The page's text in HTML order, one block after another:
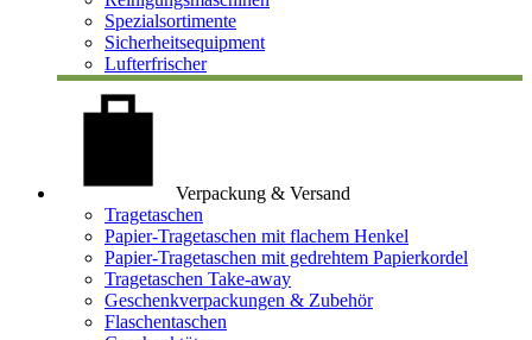
Spezialsortimente
Sicherheitsequipment
Lufterfrischer
Verpackung & Versand
Tragetaschen
Papier-Tragetaschen mit flachem Henkel
Papier-Tragetaschen mit gedrehtem Papierkordel
Tragetaschen Take-away
Geschenkverpackungen & Zubehör
Flaschentaschen